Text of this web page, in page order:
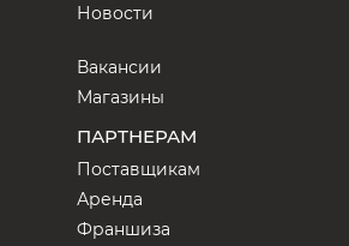
Новости
Вакансии
Магазины
ПАРТНЕРАМ
Поставщикам
Аренда
Франшиза